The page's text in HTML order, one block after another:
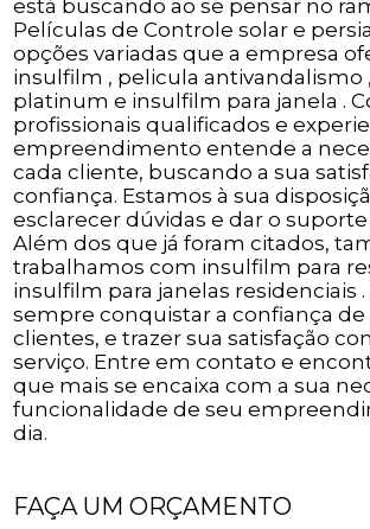
está buscando ao se pensar no
Películas de Controle solar e
opções variadas que a empresa
insulfilm , pelicula antivandalismo
platinum e insulfilm para janela .
profissionais qualificados e
empreendimento entende a
cada cliente, buscando a sua
confiança. Estamos à sua
esclarecer dúvidas e dar o suporte
Além dos que já foram citados,
trabalhamos com insulfilm para
insulfilm para janelas residenciais
sempre conquistar a confiança de
clientes, e trazer sua satisfação
serviço. Entre em contato e
que mais se encaixa com a sua
funcionalidade de seu
dia.
FAÇA UM ORÇAMENTO